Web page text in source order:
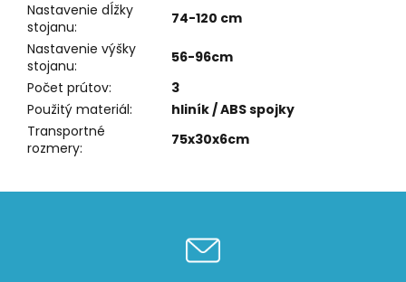
Nastavenie dĺžky
stojanu:
74-120 cm
Nastavenie výšky
stojanu:
56-96cm
Počet prútov:
3
Použitý materiál:
hliník / ABS spojky
Transportné
rozmery: 75x30x6cm